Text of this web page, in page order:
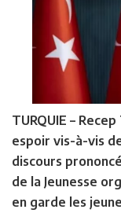
TURQUIE –
espoir vis-à-vis
discours
de la Jeunesse
en garde les